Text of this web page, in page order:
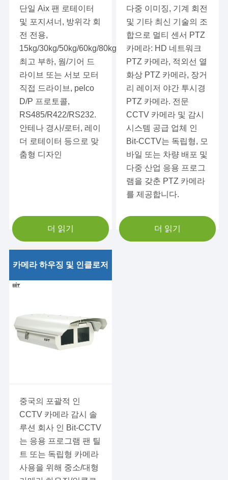
로드 서보 드라이브 안테나/
레이더 로테이터
단일 Aix 팬 로테이터
및 포지셔너, 방위각 회
전 전용,
15kg/30kg/50kg/60kg/80kg
최고 부하, 웜/기어 드
라이브 또는 서보 모터
직접 드라이브, pelco
D/P 프로토콜,
RS485/R422/RS232.
안테나 경사/로터, 레이
더 로테이터 등으로 맞
춤형 디자인
더 읽기
다중 이미징, 기계 회전
및 기타 최신 기술의 조
합으로 멀티 센서 PTZ
카메라: HD 네트워크
PTZ 카메라, 적외선 열
화상 PTZ 카메라, 장거
리 레이저 야간 투시경
PTZ 카메라. 전문
CCTV 카메라 및 감시
시스템 공급 업체 인
Bit-CCTV는 독립형, 모
바일 또는 차량 배포 및
다중 산업 응용 프로그
램을 갖춘 PTZ 카메라
를 제공합니다.
더 읽기
카메라 하우징 및 인클로저
라이트 시리즈 싱글 캐빈
카메라 하우징 및 인클로저
중국의 포괄적 인
CCTV 카메라 감시 솔
루션 회사 인 Bit-CCTV
는 응용 프로그램 팬 틸
트 또는 독립형 카메라
사용을 위해 중소/대형